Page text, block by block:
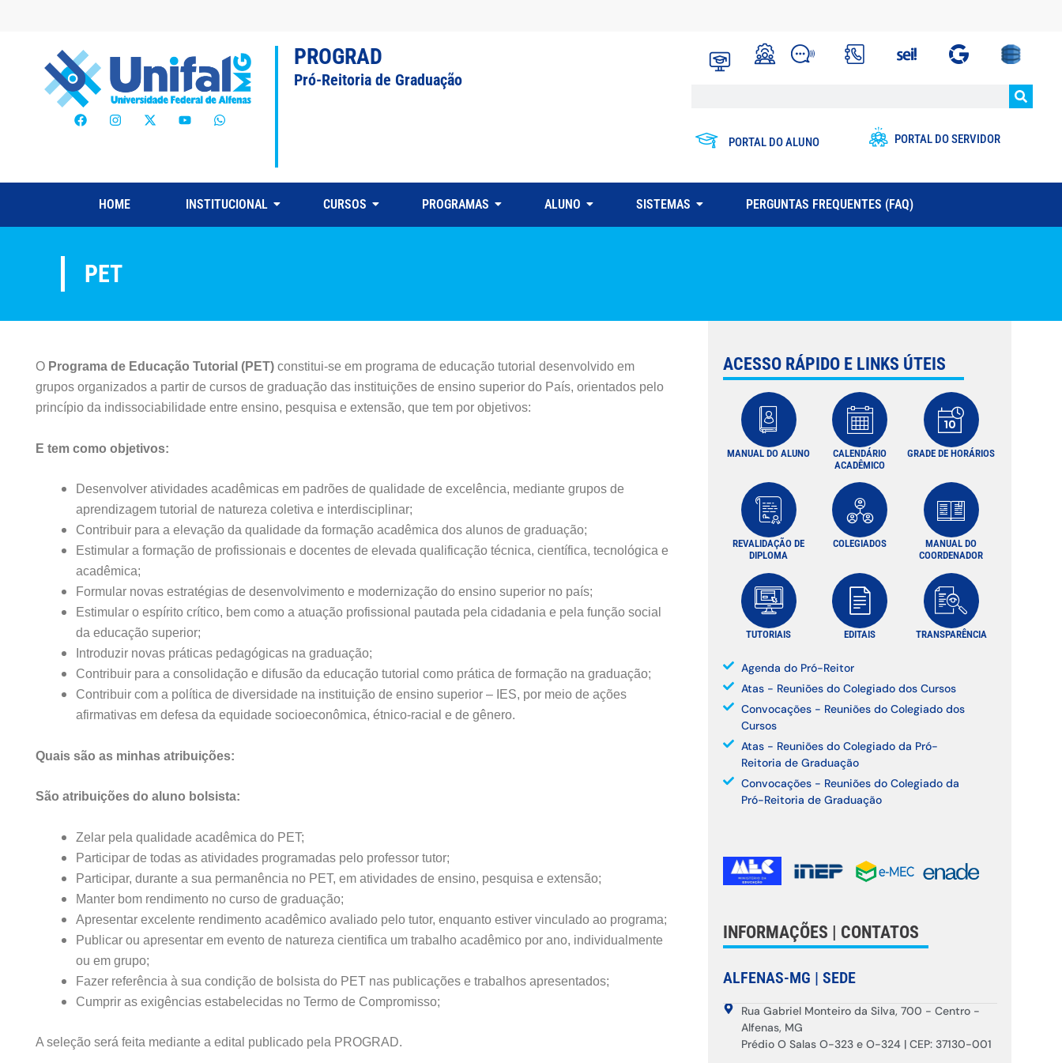
PROGRAD
Pró-Reitoria de Graduação
PORTAL DO ALUNO PORTAL DO SERVIDOR
HOME INSTITUCIONAL CURSOS PROGRAMAS ALUNO SISTEMAS PERGUNTAS FREQUENTES (FAQ)
PET
O Programa de Educação Tutorial (PET)constitui-se em programa de educação tutorial desenvolvido em
grupos organizados a partir de cursos de graduação das instituições de ensino superior do País, orientados pelo
princípio da indissociabilidade entre ensino, pesquisa e extensão, que tem por objetivos:
E tem como objetivos:
Desenvolver atividades acadêmicas em padrões de qualidade de excelência, mediante grupos de
aprendizagem tutorial de natureza coletiva e interdisciplinar;
Contribuir para a elevação da qualidade da formação acadêmica dos alunos de graduação;
Estimular a formação de profissionais e docentes de elevada qualificação técnica, científica, tecnológica e
acadêmica;
Formular novas estratégias de desenvolvimento e modernização do ensino superior no país;
Estimular o espírito crítico, bem como a atuação profissional pautada pela cidadania e pela função social
da educação superior;
Introduzir novas práticas pedagógicas na graduação;
Contribuir para a consolidação e difusão da educação tutorial como prática de formação na graduação;
Contribuir com a política de diversidade na instituição de ensino superior – IES, por meio de ações
afirmativas em defesa da equidade socioeconômica, étnico-racial e de gênero.
Quais são as minhas atribuições:
São atribuições do aluno bolsista:
Zelar pela qualidade acadêmica do PET;
Participar de todas as atividades programadas pelo professor tutor;
Participar, durante a sua permanência no PET, em atividades de ensino, pesquisa e extensão;
Manter bom rendimento no curso de graduação;
Apresentar excelente rendimento acadêmico avaliado pelo tutor, enquanto estiver vinculado ao programa;
Publicar ou apresentar em evento de natureza cientifica um trabalho acadêmico por ano, individualmente
ou em grupo;
Fazer referência à sua condição de bolsista do PET nas publicações e trabalhos apresentados;
Cumprir as exigências estabelecidas no Termo de Compromisso;
A seleção será feita mediante a edital publicado pela PROGRAD.
ACESSO RÁPIDO E LINKS ÚTEIS
MANUAL DO ALUNO
CALENDÁRIO
ACADÊMICO
GRADE DE HORÁRIOS
REVALIDAÇÃO DE
DIPLOMA
COLEGIADOS
MANUAL DO
COORDENADOR
TUTORIAIS EDITAIS TRANSPARÊNCIA
Agenda do Pró-Reitor
Atas - Reuniões do Colegiado dos Cursos
Convocações - Reuniões do Colegiado dos
Cursos
Atas - Reuniões do Colegiado da Pró-
Reitoria de Graduação
Convocações - Reuniões do Colegiado da
Pró-Reitoria de Graduação
INFORMAÇÕES | CONTATOS
ALFENAS-MG | SEDE
Rua Gabriel Monteiro da Silva, 700 - Centro -
Alfenas, MG
Prédio O Salas O-323 e O-324 | CEP: 37130-001